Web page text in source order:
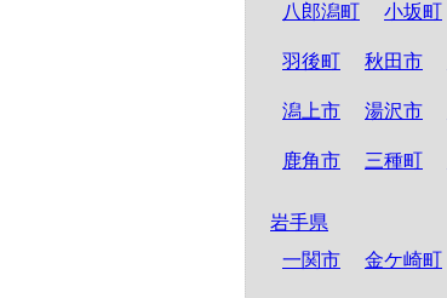
八郎潟町
小坂町
羽後町 秋田市
潟上市 湯沢市
鹿角市 三種町
岩手県
一関市
金ケ崎町